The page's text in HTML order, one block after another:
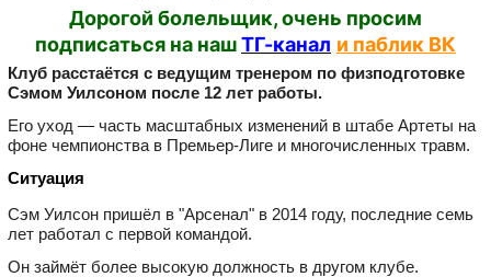
Дорогой болельщик, очень просим
подписаться на нашТГ-канал и паблик ВК
Клуб расстаётся с ведущим тренером по физподготовке
Сэмом Уилсоном после 12 лет работы.
Его уход — часть масштабных изменений в штабе Артеты на
фоне чемпионства в Премьер‑Лиге и многочисленных травм.
Ситуация
Сэм Уилсон пришёл в "Арсенал" в 2014 году, последние семь
лет работал с первой командой.
Он займёт более высокую должность в другом клубе.